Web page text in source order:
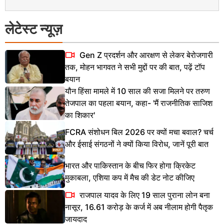
लेटेस्ट न्यूज़
Gen Z प्रदर्शन और आरक्षण से लेकर बेरोजगारी
तक, मोहन भागवत ने सभी मुद्दों पर की बात, पढ़ें टॉप
बयान
यौन हिंसा मामले में 10 साल की सजा मिलने पर तरुण
तेजपाल का पहला बयान, कहा- 'मैं राजनीतिक साजिश
का शिकार'
FCRA संशोधन बिल 2026 पर क्यों मचा बवाल? चर्च
और ईसाई संगठनों ने क्यों किया विरोध, जानें पूरी बात
भारत और पाकिस्तान के बीच फिर होगा क्रिकेट
मुकाबला, एशिया कप में मैच की डेट नोट कीजिए
राजपाल यादव के लिए 19 साल पुराना लोन बना
नासूर, 16.61 करोड़ के कर्ज में अब नीलाम होगी पैतृक
जायदाद